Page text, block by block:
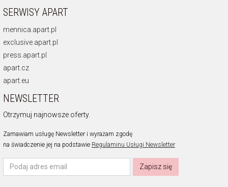
SERWISY APART
mennica.apart.pl
exclusive.apart.pl
press.apart.pl
apart.cz
apart.eu
NEWSLETTER
Otrzymuj najnowsze oferty.
Zamawiam usługę Newsletter i wyrażam zgodę
na świadczenie jej na podstawie Regulaminu Usługi Newsletter
Zapisz się